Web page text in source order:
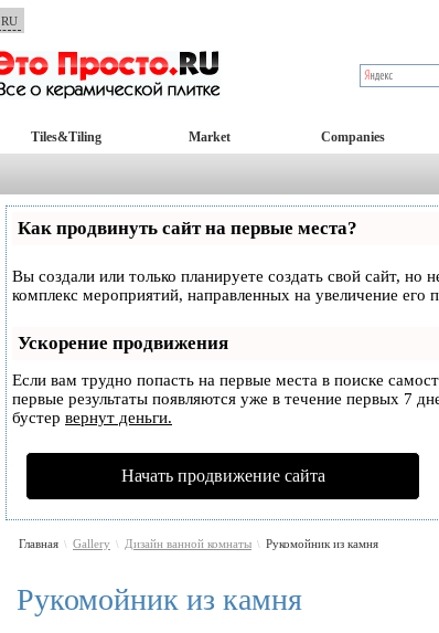
RU
Tiles&Tiling Market Companies
Как продвинуть сайт на первые места?
Вы создали или только планируете создать свой сайт, но
комплекс мероприятий, направленных на увеличение
Ускорение продвижения
Если вам трудно попасть на первые места в поиске
первые результаты появляются уже в течение первых 7
бустер вернут деньги.
Начать продвижение сайта
Главная \ Gallery \ Дизайн ванной комнаты \ Рукомойник из камня
Рукомойник из камня